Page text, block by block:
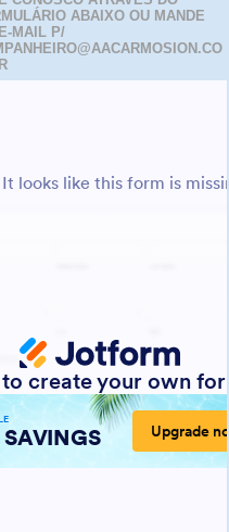
ABAIXO OU MANDE
MAIL P/